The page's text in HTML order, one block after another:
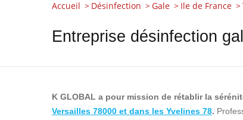
Accueil Désinfection Gale Ile de France
Entreprise désinfection
K GLOBAL a pour mission de rétablir la
Versailles 78000 et dans les Yvelines 78.